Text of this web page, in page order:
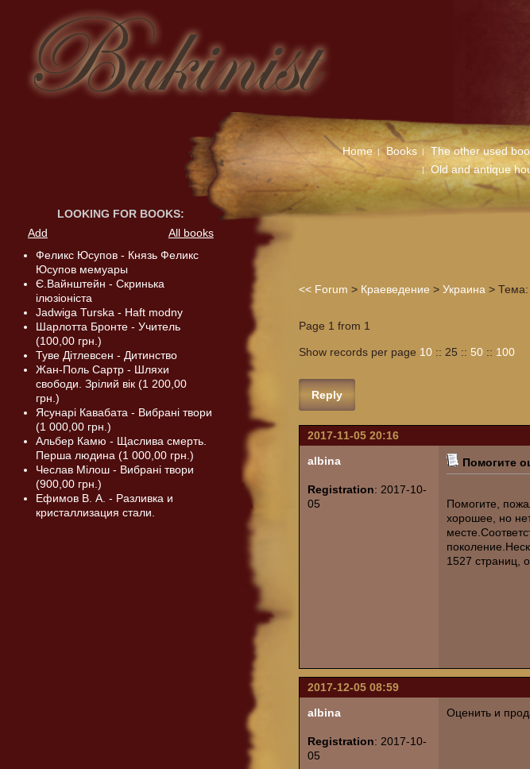
Home Books The other used
Old and antique
<< Forum > Краеведение >Украина > Тема:
Page 1 from 1
Show records per page 10 :: 25 :: 50 :: 100
Reply
2017-11-05 20:16
albina
Registration: 2017-10-
05
Помогите
Помогите,
хорошее, но
1527 страниц,
2017-12-05 08:59
albina
Registration: 2017-10-
05
Оценить и
LOOKING FOR BOOKS:
Add
All books
Феликс Юсупов - Князь Феликс
Юсупов мемуары
Є.Вайнштейн - Скринька
ілюзіоніста
Jadwiga Turska - Haft modny
Шарлотта Бронте - Учитель
(100,00 грн.)
Туве Дітлевсен - Дитинство
Жан-Поль Сартр - Шляхи
свободи. Зрілий вік (1 200,00
грн.)
Ясунарі Кавабата - Вибрані твори
(1 000,00 грн.)
Альбер Камю - Щаслива смерть.
Перша людина (1 000,00 грн.)
Чеслав Мілош - Вибрані твори
(900,00 грн.)
Ефимов В. А. - Разливка и
кристаллизация стали.